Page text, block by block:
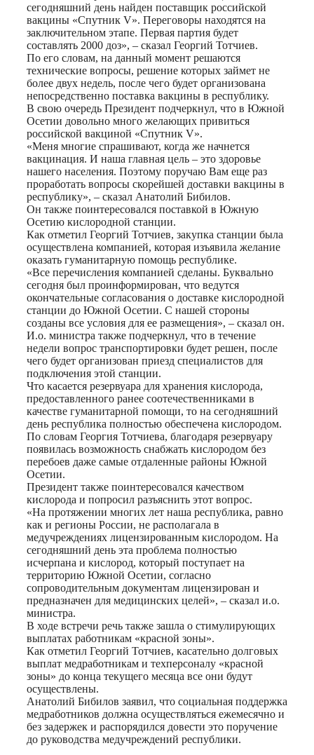
сегодняшний день найден поставщик российской
вакцины «Спутник V». Переговоры находятся на
заключительном этапе. Первая партия будет
составлять 2000 доз», – сказал Георгий Тотчиев.
По его словам, на данный момент решаются
технические вопросы, решение которых займет не
более двух недель, после чего будет организована
непосредственно поставка вакцины в республику.
В свою очередь Президент подчеркнул, что в Южной
Осетии довольно много желающих привиться
российской вакциной «Спутник V».
«Меня многие спрашивают, когда же начнется
вакцинация. И наша главная цель – это здоровье
нашего населения. Поэтому поручаю Вам еще раз
проработать вопросы скорейшей доставки вакцины в
республику», – сказал Анатолий Бибилов.
Он также поинтересовался поставкой в Южную
Осетию кислородной станции.
Как отметил Георгий Тотчиев, закупка станции была
осуществлена компанией, которая изъявила желание
оказать гуманитарную помощь республике.
«Все перечисления компанией сделаны. Буквально
сегодня был проинформирован, что ведутся
окончательные согласования о доставке кислородной
станции до Южной Осетии. С нашей стороны
созданы все условия для ее размещения», – сказал он.
И.о. министра также подчеркнул, что в течение
недели вопрос транспортировки будет решен, после
чего будет организован приезд специалистов для
подключения этой станции.
Что касается резервуара для хранения кислорода,
предоставленного ранее соотечественниками в
качестве гуманитарной помощи, то на сегодняшний
день республика полностью обеспечена кислородом.
По словам Георгия Тотчиева, благодаря резервуару
появилась возможность снабжать кислородом без
перебоев даже самые отдаленные районы Южной
Осетии.
Президент также поинтересовался качеством
кислорода и попросил разъяснить этот вопрос.
«На протяжении многих лет наша республика, равно
как и регионы России, не располагала в
медучреждениях лицензированным кислородом. На
сегодняшний день эта проблема полностью
исчерпана и кислород, который поступает на
территорию Южной Осетии, согласно
сопроводительным документам лицензирован и
предназначен для медицинских целей», – сказал и.о.
министра.
В ходе встречи речь также зашла о стимулирующих
выплатах работникам «красной зоны».
Как отметил Георгий Тотчиев, касательно долговых
выплат медработникам и техперсоналу «красной
зоны» до конца текущего месяца все они будут
осуществлены.
Анатолий Бибилов заявил, что социальная поддержка
медработников должна осуществляться ежемесячно и
без задержек и распорядился довести это поручение
до руководства медучреждений республики.